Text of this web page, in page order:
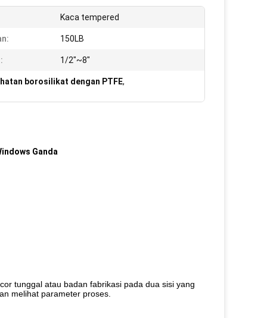
Kaca tempered
150LB
1/2"~8"
borosilikat dengan PTFE,
Ganda
tunggal atau badan fabrikasi pada dua sisi yang
melihat parameter proses.